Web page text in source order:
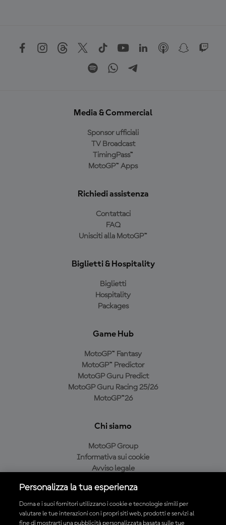
Media & Commercial
Sponsor ufficiali
TV Broadcast
TimingPass™
MotoGP™ Apps
Richiedi assistenza
Contattaci
FAQ
Unisciti alla MotoGP™
Biglietti & Hospitality
Biglietti
Hospitality
Packages
Game Hub
MotoGP™ Fantasy
MotoGP™ Predictor
MotoGP Guru Predict
MotoGP Guru Racing 25/26
MotoGP™26
Chi siamo
MotoGP Group
Informativa sui cookie
Avviso legale
Condizioni di acquisto
Personalizza la tua esperienza
Dorna e i suoi fornitori utilizzano i cookie e tecnologie simili per
valutare le tue interazioni con i propri siti web, prodotti e servizi al
fine di mostrarti una pubblicità personalizzata basata sulle tue